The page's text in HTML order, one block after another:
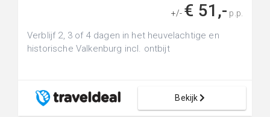
+/- € 51,- p.p.
Verblijf 2, 3 of 4 dagen in het heuvelachtige en
historische Valkenburg incl. ontbijt
Bekijk